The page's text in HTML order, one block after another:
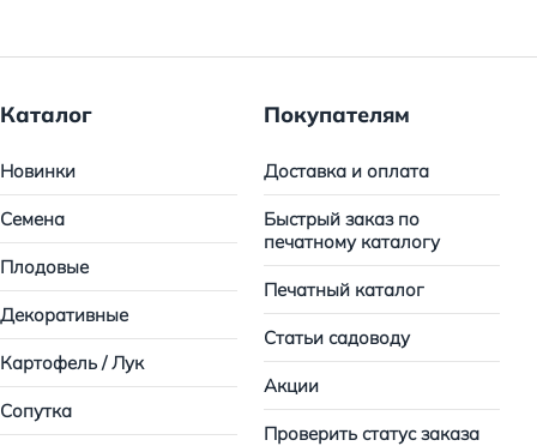
Каталог
Новинки
Семена
Плодовые
Декоративные
Картофель / Лук
Сопутка
Покупателям
Доставка и оплата
Быстрый заказ по
печатному каталогу
Печатный каталог
Статьи садоводу
Акции
Проверить статус заказа